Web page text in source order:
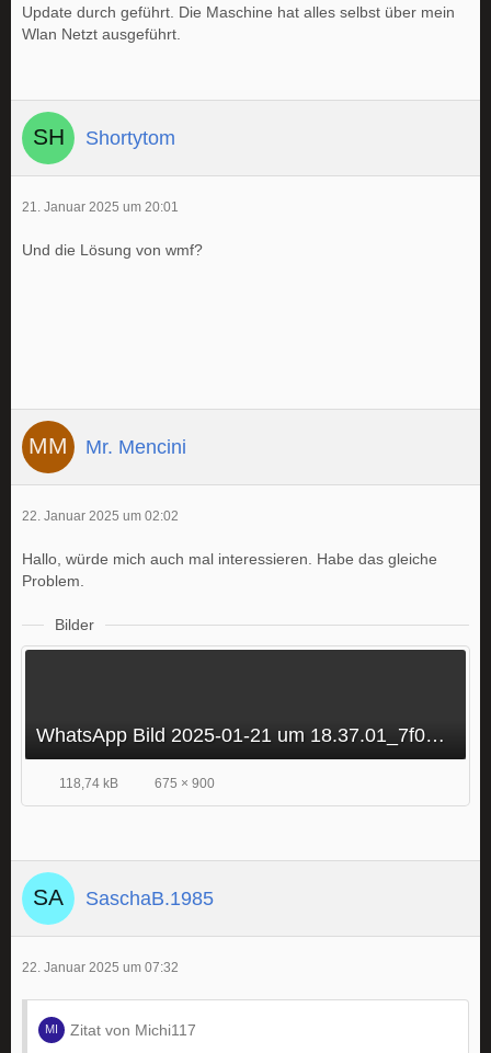
Update durch geführt. Die Maschine hat alles selbst über mein
Wlan Netzt ausgeführt.
Shortytom
21. Januar 2025 um 20:01
Und die Lösung von wmf?
Mr. Mencini
22. Januar 2025 um 02:02
Hallo, würde mich auch mal interessieren. Habe das gleiche
Problem.
Bilder
WhatsApp Bild 2025-01-21 um 18.37.01_7f013654.jpg
118,74 kB 675 × 900
SaschaB.1985
22. Januar 2025 um 07:32
Zitat von Michi117